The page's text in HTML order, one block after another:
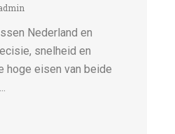
Nederland en
snelheid en
hoge eisen van beide